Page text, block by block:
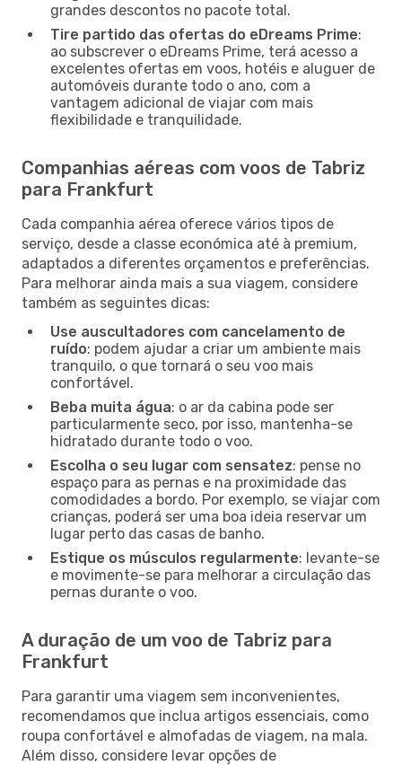
grandes descontos no pacote total.
Tire partido das ofertas do eDreams Prime:
ao subscrever o eDreams Prime, terá acesso a
excelentes ofertas em voos, hotéis e aluguer de
automóveis durante todo o ano, com a
vantagem adicional de viajar com mais
flexibilidade e tranquilidade.
Companhias aéreas com voos de Tabriz
para Frankfurt
Cada companhia aérea oferece vários tipos de
serviço, desde a classe económica até à premium,
adaptados a diferentes orçamentos e preferências.
Para melhorar ainda mais a sua viagem, considere
também as seguintes dicas:
Use auscultadores com cancelamento de
ruído: podem ajudar a criar um ambiente mais
tranquilo, o que tornará o seu voo mais
confortável.
Beba muita água: o ar da cabina pode ser
particularmente seco, por isso, mantenha-se
hidratado durante todo o voo.
Escolha o seu lugar com sensatez: pense no
espaço para as pernas e na proximidade das
comodidades a bordo. Por exemplo, se viajar com
crianças, poderá ser uma boa ideia reservar um
lugar perto das casas de banho.
Estique os músculos regularmente: levante-se
e movimente-se para melhorar a circulação das
pernas durante o voo.
A duração de um voo de Tabriz para
Frankfurt
Para garantir uma viagem sem inconvenientes,
recomendamos que inclua artigos essenciais, como
roupa confortável e almofadas de viagem, na mala.
Além disso, considere levar opções de